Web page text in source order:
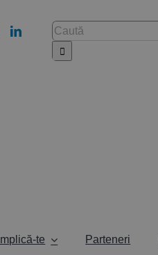
Cautare...
Implică-te Parteneri